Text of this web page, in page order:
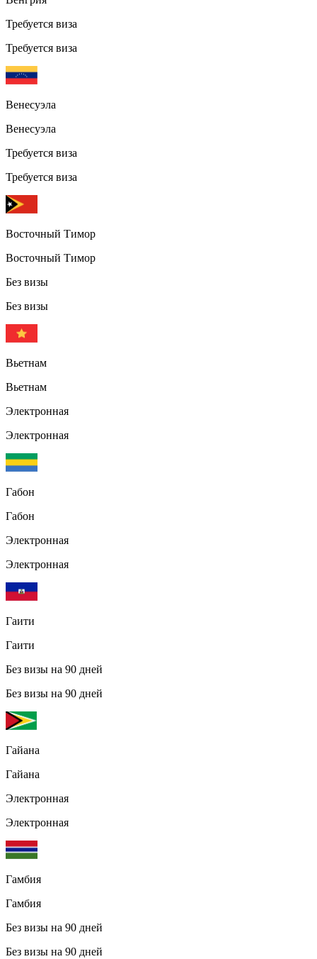
Требуется виза
Требуется виза
Венесуэла
Венесуэла
Требуется виза
Требуется виза
Восточный Тимор
Восточный Тимор
Без визы
Без визы
Вьетнам
Вьетнам
Электронная
Электронная
Габон
Габон
Электронная
Электронная
Гаити
Гаити
Без визы на 90 дней
Без визы на 90 дней
Гайана
Гайана
Электронная
Электронная
Гамбия
Гамбия
Без визы на 90 дней
Без визы на 90 дней